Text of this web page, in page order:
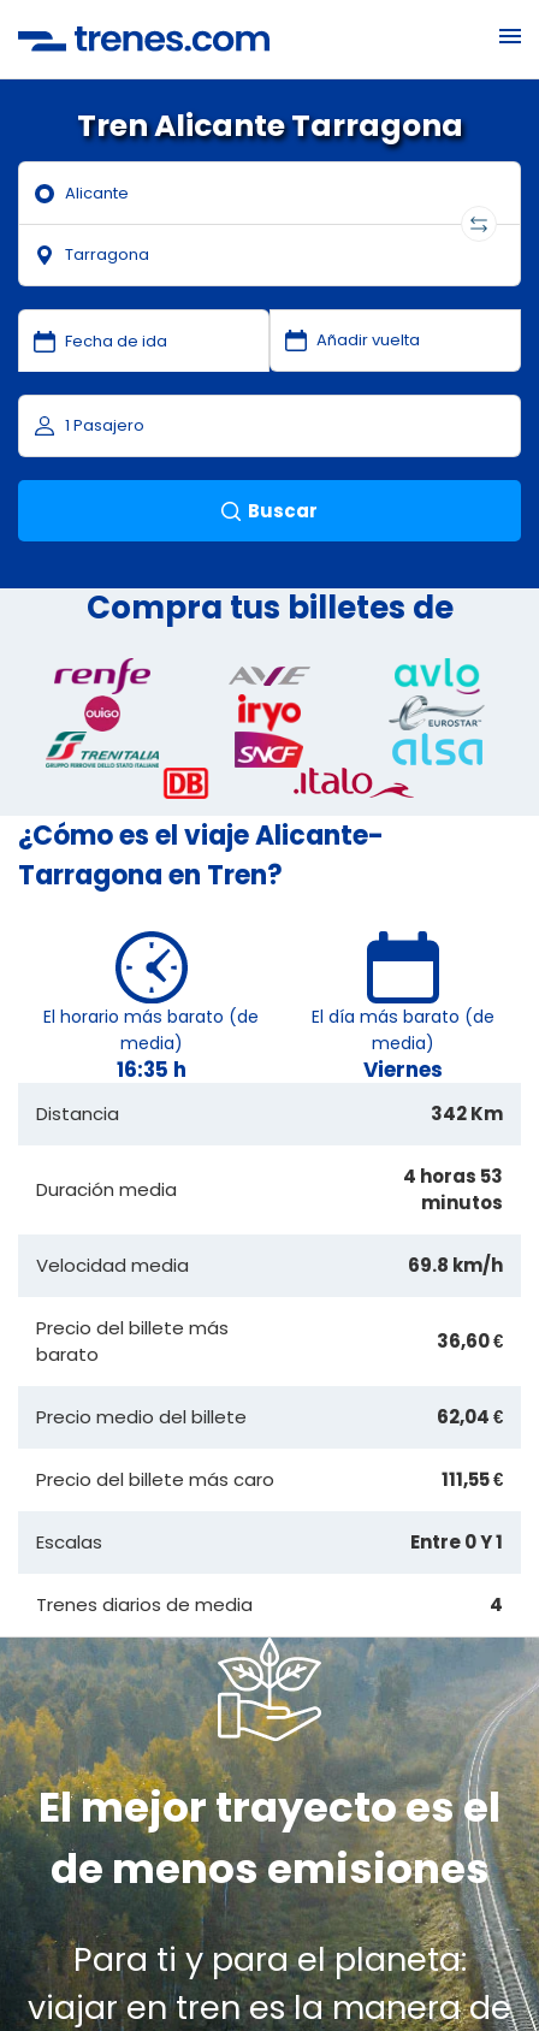
Tren Alicante Tarragona
Buscar
Compra tus billetes de
¿Cómo es el viaje Alicante-
Tarragona en Tren?
El horario más barato (de
media)
16:35 h
El día más barato (de
media)
Viernes
Distancia 342 Km
Duración media
4 horas 53
minutos
Velocidad media 69.8 km/h
Precio del billete más
barato
36,60 €
Precio medio del billete 62,04 €
Precio del billete más caro 111,55 €
Escalas Entre 0 Y 1
Trenes diarios de media 4
El mejor trayecto es el
de menos emisiones
Para ti y para el planeta:
viajar en tren es la manera de